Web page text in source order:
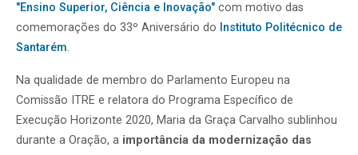
"Ensino Superior, Ciência e Inovação" com motivo das
comemorações do 33º Aniversário do Instituto Politécnico de
Santarém.
Na qualidade de membro do Parlamento Europeu na
Comissão ITRE e relatora do Programa Específico de
Execução Horizonte 2020, Maria da Graça Carvalho sublinhou
durante a Oração, a importância da modernização das